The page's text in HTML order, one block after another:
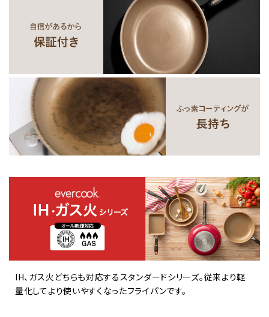
IH、ガス火どちらも対応するスタンダードシリーズ。従来より軽
量化してより使いやすくなったフライパンです。